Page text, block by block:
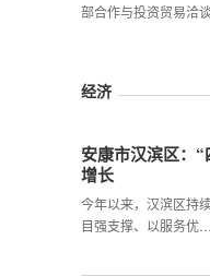
部合作与投资贸易洽
经济
安康市汉滨区：
增长
今年以来，汉滨区持
目强支撑、以服务优…